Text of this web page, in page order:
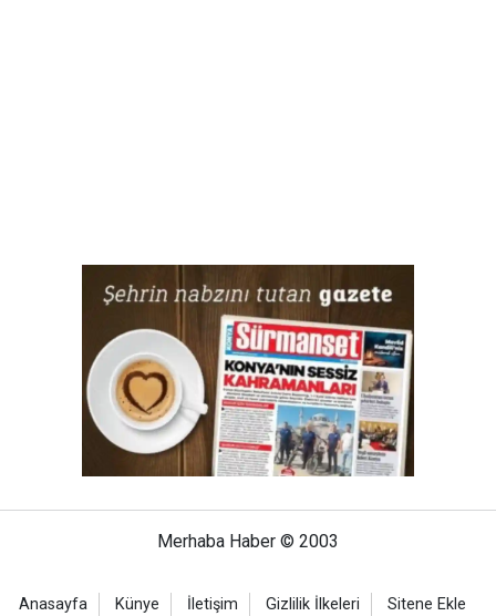
Merhaba Haber © 2003
Anasayfa Künye İletişim Gizlilik İlkeleri Sitene Ekle